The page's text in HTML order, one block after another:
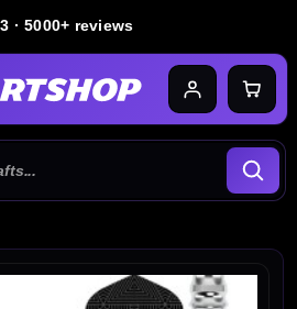
· 5000+ reviews